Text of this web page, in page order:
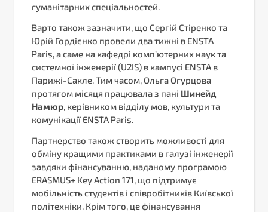
гуманітарних спеціальностей.
Варто також зазначити, що Сергій Стіренко та
Юрій Гордієнко провели два тижні в ENSTA
Paris, а саме на кафедрі комп’ютерних наук та
системної інженерії (U2IS) в кампусі ENSTA в
Парижі-Сакле. Тим часом, Ольга Огурцова
протягом місяця працювала з пані Шинейд
Намюр, керівником відділу мов, культури та
комунікації ENSTA Paris.
Партнерство також створить можливості для
обміну кращими практиками в галузі інженерії
завдяки фінансуванню, наданому програмою
ERASMUS+ Key Action 171, що підтримує
мобільність студентів і співробітників Київської
політехніки. Крім того, це фінансування